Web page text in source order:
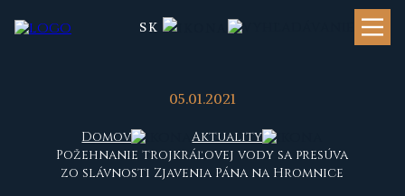
SK
05.01.2021
Domov
Aktuality
Požehnanie trojkráľovej vody sa presúva
zo slávnosti Zjavenia Pána na Hromnice